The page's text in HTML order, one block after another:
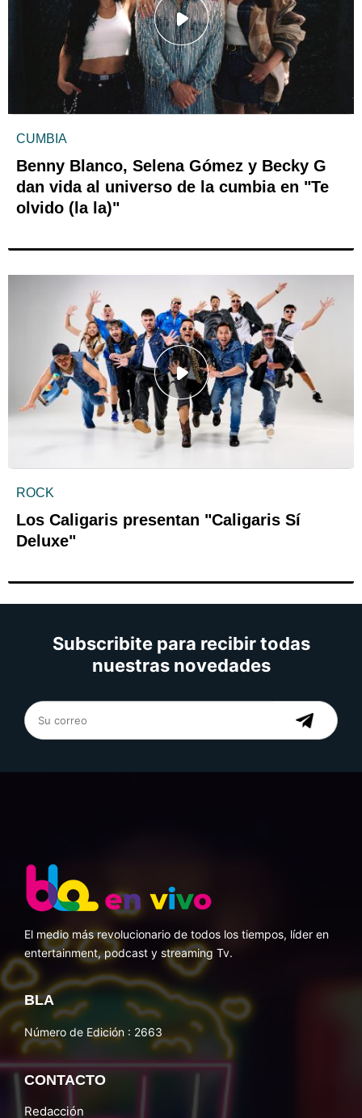
CUMBIA
Benny Blanco, Selena Gómez y Becky G
dan vida al universo de la cumbia en "Te
olvido (la la)"
ROCK
Los Caligaris presentan "Caligaris Sí
Deluxe"
Subscribite para recibir todas
nuestras novedades
El medio más revolucionario de todos los tiempos, líder en
entertainment, podcast y streaming Tv.
BLA
Número de Edición : 2663
CONTACTO
Redacción